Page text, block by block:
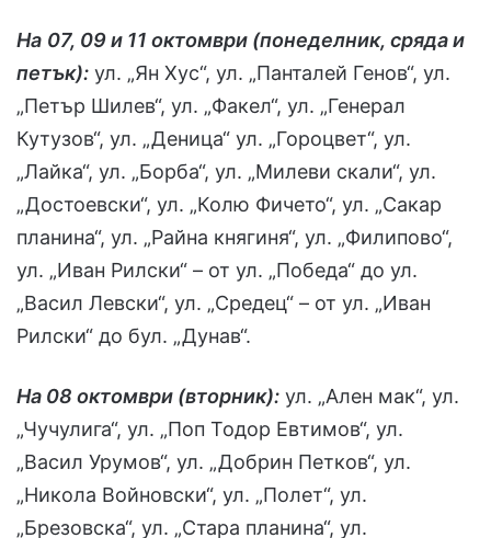
На 07, 09 и 11 октомври (понеделник, сряда и
петък): ул. „Ян Хус“, ул. „Панталей Генов“, ул.
„Петър Шилев“, ул. „Факел“, ул. „Генерал
Кутузов“, ул. „Деница“ ул. „Гороцвет“, ул.
„Лайка“, ул. „Борба“, ул. „Милеви скали“, ул.
„Достоевски“, ул. „Колю Фичето“, ул. „Сакар
планина“, ул. „Райна княгиня“, ул. „Филипово“,
ул. „Иван Рилски“ – от ул. „Победа“ до ул.
„Васил Левски“, ул. „Средец“ – от ул. „Иван
Рилски“ до бул. „Дунав“.
На 08 октомври (вторник): ул. „Ален мак“, ул.
„Чучулига“, ул. „Поп Тодор Евтимов“, ул.
„Васил Урумов“, ул. „Добрин Петков“, ул.
„Никола Войновски“, ул. „Полет“, ул.
„Брезовска“, ул. „Стара планина“, ул.